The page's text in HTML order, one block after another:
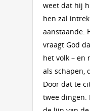
weet dat hij
hen zal
aanstaande.
vraagt God
het volk – en
als schapen,
Door dat te
twee dingen.